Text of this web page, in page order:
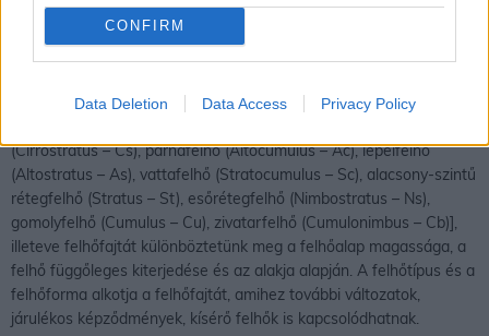
CONFIRM
Data Deletion Data Access Privacy Policy
Pehelyfelhők
megfigyeléseken alapszik. A rendszerben 10 fő típust[pehelyfelhők
(Cirrostratus – Cs), párnafelhő (Altocumulus – Ac), lepelfelhő
(Altostratus – As), vattafelhő (Stratocumulus – Sc), alacsony-szintű
rétegfelhő (Stratus – St), esőrétegfelhő (Nimbostratus – Ns),
gomolyfelhő (Cumulus – Cu), zivatarfelhő (Cumulonimbus – Cb)],
illeteve felhőfajtát különböztetünk meg a felhőalap magassága, a
felhő függőleges kiterjedése és az alakja alapján. A felhőtípus és a
felhőforma alkotja a felhőfajtát, amihez további változatok,
járulékos képződmények, kísérő felhők is kapcsolódhatnak.